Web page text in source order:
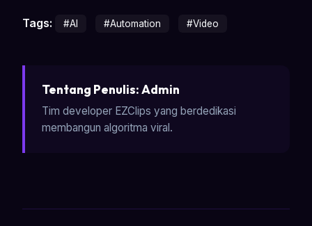
Tags: #AI #Automation #Video
Tentang Penulis: Admin
Tim developer EZClips yang berdedikasi
membangun algoritma viral.